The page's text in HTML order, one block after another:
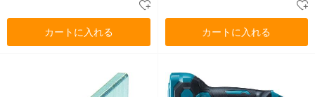
カートに入れる カートに入れる